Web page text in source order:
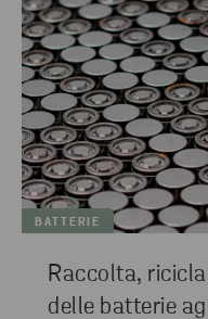
BATTERIE
Raccolta,
delle batterie